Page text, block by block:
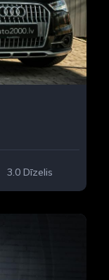
3.0 Dīzelis